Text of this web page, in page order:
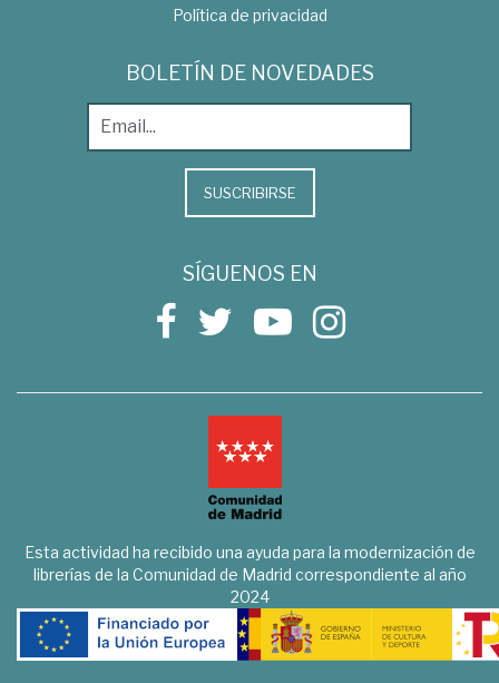
Política de privacidad
BOLETÍN DE NOVEDADES
SUSCRIBIRSE
SÍGUENOS EN
Esta actividad ha recibido una ayuda para la modernización de
librerías de la Comunidad de Madrid correspondiente al año
2024